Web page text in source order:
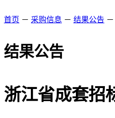
首页 － 采购信息 － 结果公告 －
结果公告
浙江省成套招